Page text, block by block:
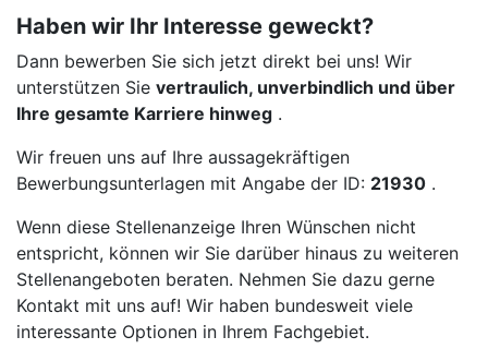
Haben wir Ihr Interesse geweckt?
Dann bewerben Sie sich jetzt direkt bei uns! Wir
unterstützen Sie vertraulich, unverbindlich und über
Ihre gesamte Karriere hinweg .
Wir freuen uns auf Ihre aussagekräftigen
Bewerbungsunterlagen mit Angabe der ID: 21930 .
Wenn diese Stellenanzeige Ihren Wünschen nicht
entspricht, können wir Sie darüber hinaus zu weiteren
Stellenangeboten beraten. Nehmen Sie dazu gerne
Kontakt mit uns auf! Wir haben bundesweit viele
interessante Optionen in Ihrem Fachgebiet.